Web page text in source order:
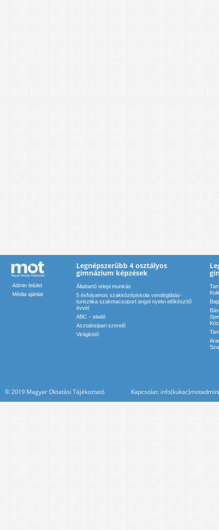
Admin felület
Média ajánlat
Legnépszerűbb 4 osztályos
gimnázium képzések
Állattartó telepi munkás
5 évfolyamos szakközépiskola vendéglátás-
turisztika szakmacsoport angol nyelvi előkészítő
évvel
ABC – eladó
Asztalosipari szerelő
Virágkötő
© 2019 Magyar Oktatási Tájékoztató Kapcsolat: